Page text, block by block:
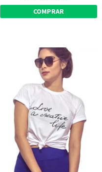
COMPRAR